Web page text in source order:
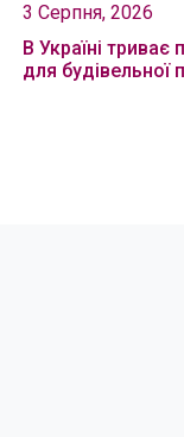
3 Серпня, 2026
В Україні триває
для будівельної